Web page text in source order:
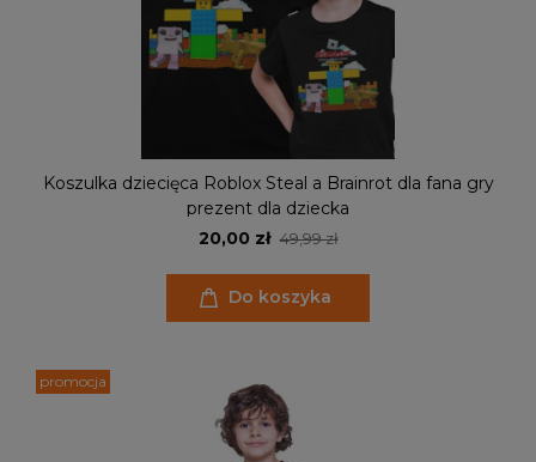
Koszulka dziecięca Roblox Steal a Brainrot dla fana gry
prezent dla dziecka
20,00 zł 49,99 zł
Do koszyka
promocja